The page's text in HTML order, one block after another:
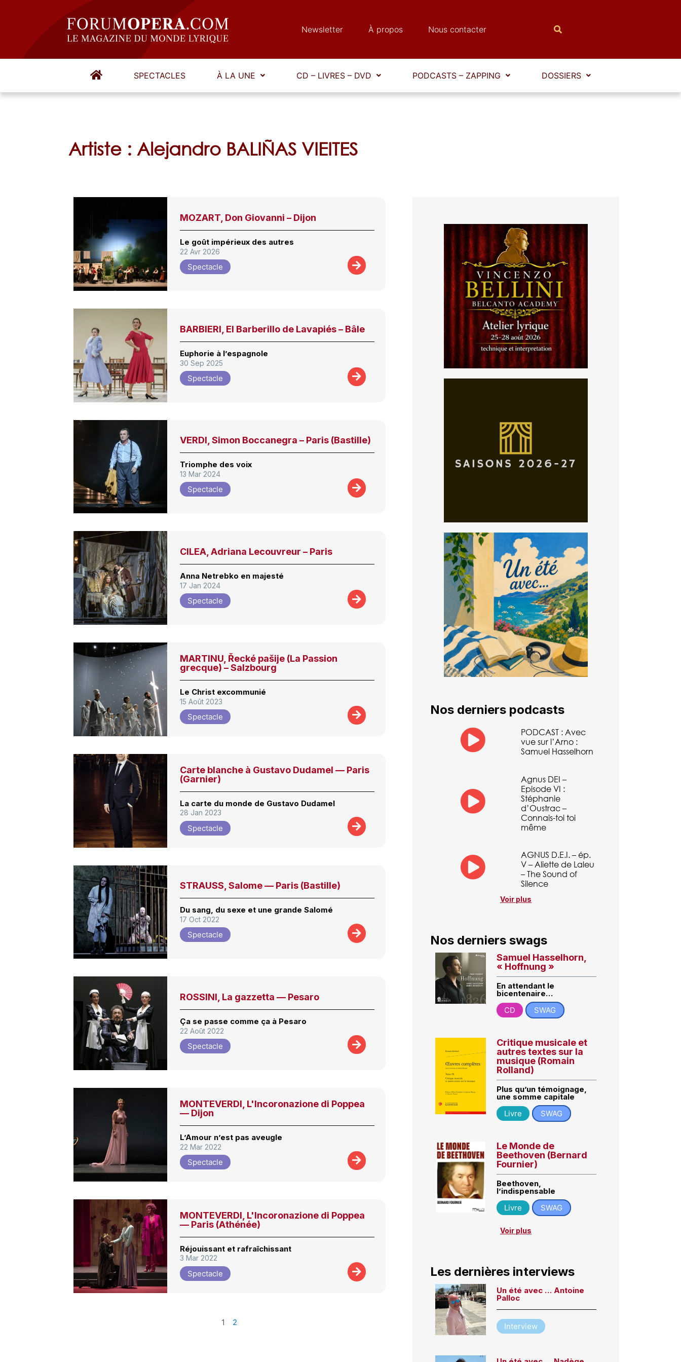
Newsletter À propos Nous contacter
SPECTACLES À LA UNE CD – LIVRES – DVD PODCASTS – ZAPPING DOSSIERS
Artiste : Alejandro BALIÑAS VIEITES
MOZART, Don Giovanni – Dijon
Le goût impérieux des autres
22 Avr 2026
Spectacle
BARBIERI, El Barberillo de Lavapiés – Bâle
Euphorie à l’espagnole
30 Sep 2025
Spectacle
VERDI, Simon Boccanegra – Paris (Bastille)
Triomphe des voix
13 Mar 2024
Spectacle
CILEA, Adriana Lecouvreur – Paris
Anna Netrebko en majesté
17 Jan 2024
Spectacle
MARTINU, Řecké pašije (La Passion
grecque) – Salzbourg
Le Christ excommunié
15 Août 2023
Spectacle
Carte blanche à Gustavo Dudamel — Paris
(Garnier)
La carte du monde de Gustavo Dudamel
28 Jan 2023
Spectacle
STRAUSS, Salome — Paris (Bastille)
Du sang, du sexe et une grande Salomé
17 Oct 2022
Spectacle
ROSSINI, La gazzetta — Pesaro
Ça se passe comme ça à Pesaro
22 Août 2022
Spectacle
MONTEVERDI, L'Incoronazione di Poppea
— Dijon
L’Amour n’est pas aveugle
22 Mar 2022
Spectacle
MONTEVERDI, L'Incoronazione di Poppea
— Paris (Athénée)
Réjouissant et rafraîchissant
3 Mar 2022
Spectacle
1 2
Nos derniers podcasts
PODCAST : Avec
vue sur l’Arno :
Samuel Hasselhorn
Agnus DEI –
Episode VI :
Stéphanie
d’Oustrac –
Connais-toi toi
même
AGNUS D.E.I. – ép.
V – Aliette de Laleu
– The Sound of
Silence
Voir plus
Nos derniers swags
Samuel Hasselhorn,
« Hoffnung »
En attendant le
bicentenaire…
CD
SWAG
Critique musicale et
autres textes sur la
musique (Romain
Rolland)
Plus qu’un témoignage,
une somme capitale
Livre
SWAG
Le Monde de
Beethoven (Bernard
Fournier)
Beethoven,
l’indispensable
Livre
SWAG
Voir plus
Les dernières interviews
Un été avec … Antoine
Palloc
Interview